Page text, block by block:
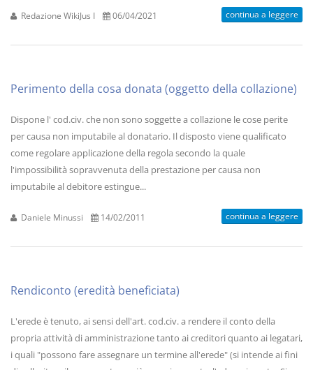
Redazione WikiJus I 06/04/2021 continua a leggere
Perimento della cosa donata (oggetto della collazione)
Dispone l' cod.civ. che non sono soggette a collazione le cose perite
per causa non imputabile al donatario. Il disposto viene qualificato
come regolare applicazione della regola secondo la quale
l'impossibilità sopravvenuta della prestazione per causa non
imputabile al debitore estingue...
Daniele Minussi 14/02/2011 continua a leggere
Rendiconto (eredità beneficiata)
L'erede è tenuto, ai sensi dell'art. cod.civ. a rendere il conto della
propria attività di amministrazione tanto ai creditori quanto ai legatari,
i quali "possono fare assegnare un termine all'erede" (si intende ai fini